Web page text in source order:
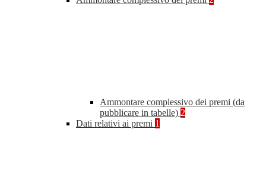
Ammontare complessivo dei premi (da
pubblicare in tabelle) 2
Dati relativi ai premi 1